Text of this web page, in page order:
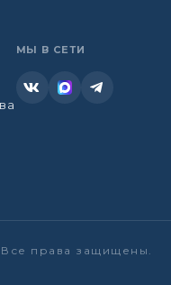
МЫ В СЕТИ
права защищены.